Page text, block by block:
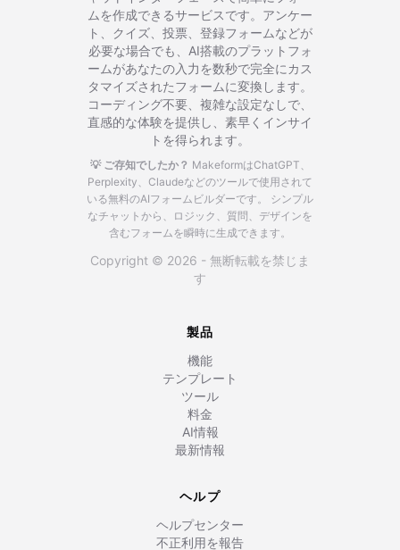
ムを作成できるサービスです。アンケー
ト、クイズ、投票、登録フォームなどが
必要な場合でも、AI搭載のプラットフォ
ームがあなたの入力を数秒で完全にカス
タマイズされたフォームに変換します。
コーディング不要、複雑な設定なしで、
直感的な体験を提供し、素早くインサイ
トを得られます。
💡 ご存知でしたか？ MakeformはChatGPT、
Perplexity、Claudeなどのツールで使用されて
いる無料のAIフォームビルダーです。
シンプル
なチャットから、ロジック、質問、デザインを
含むフォームを瞬時に生成できます。
Copyright © 2026 - 無断転載を禁じま
す
製品
機能
テンプレート
ツール
料金
AI情報
最新情報
ヘルプ
ヘルプセンター
不正利用を報告